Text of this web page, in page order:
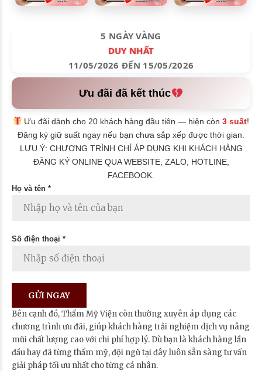
5 NGÀY VÀNG
DUY NHẤT
11/05/2026 ĐẾN 15/05/2026
Ưu đãi đã kết thúc
Ưu đãi dành cho 20 khách hàng đầu tiên — hiện còn3 suất!
Đăng ký giữ suất ngay nếu bạn chưa sắp xếp được thời gian.
LƯU Ý: CHƯƠNG TRÌNH CHỈ ÁP DỤNG KHI KHÁCH HÀNG
ĐĂNG KÝ ONLINE QUA WEBSITE, ZALO, HOTLINE,
FACEBOOK.
Họ và tên *
Số điện thoại *
Bên cạnh đó, Thẩm Mỹ Viện còn thường xuyên áp dụng các
chương trình ưu đãi, giúp khách hàng trải nghiệm dịch vụ nâng
mũi chất lượng cao với chi phí hợp lý. Dù bạn là khách hàng lần
đầu hay đã từng thẩm mỹ, đội ngũ tại đây luôn sẵn sàng tư vấn
giải pháp tối ưu nhất cho từng cá nhân.